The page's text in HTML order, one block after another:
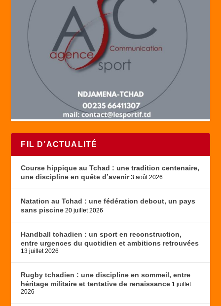
FIL D’ACTUALITÉ
Course hippique au Tchad : une tradition centenaire,
une discipline en quête d’avenir 3 août 2026
Natation au Tchad : une fédération debout, un pays
sans piscine 20 juillet 2026
Handball tchadien : un sport en reconstruction,
entre urgences du quotidien et ambitions retrouvées
13 juillet 2026
Rugby tchadien : une discipline en sommeil, entre
héritage militaire et tentative de renaissance 1 juillet
2026